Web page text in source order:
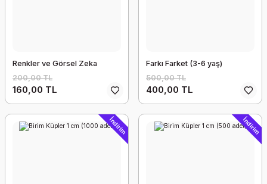
Renkler ve Görsel Zeka
200,00 TL
160,00 TL
Farkı Farket (3-6 yaş)
500,00 TL
400,00 TL
İndirim İndirim